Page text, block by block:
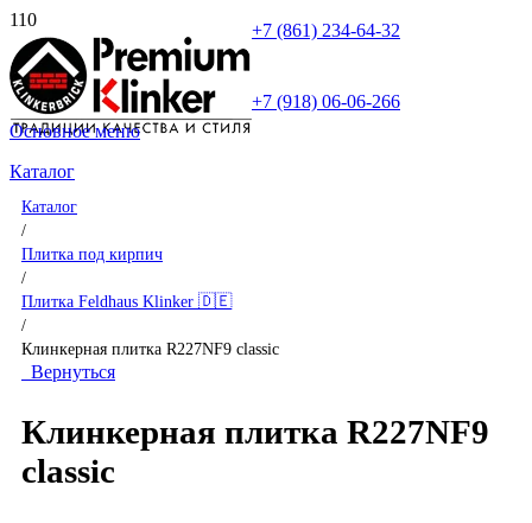
+7 (861) 234-64-32
+7 (918) 06-06-266
Основное меню
Каталог
Каталог
/
Плитка под кирпич
/
Плитка Feldhaus Klinker 🇩🇪
/
Клинкерная плитка R227NF9 classic
Вернуться
Клинкерная плитка R227NF9
classic